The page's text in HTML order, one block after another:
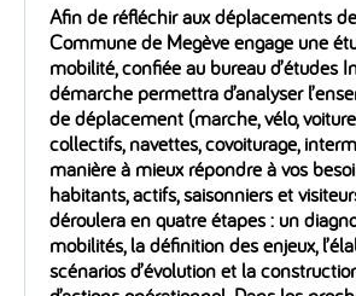
Afin de réfléchir aux déplacements
Commune de Megève engage une
mobilité, confiée au bureau d’études
démarche permettra d’analyser
de déplacement (marche, vélo,
collectifs, navettes, covoiturage,
manière à mieux répondre à vos
habitants, actifs, saisonniers et
déroulera en quatre étapes : un
mobilités, la définition des enjeux,
scénarios d’évolution et la